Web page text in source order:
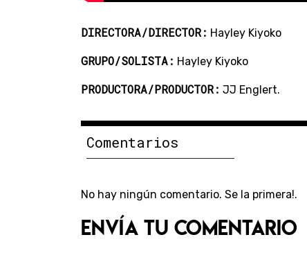
DIRECTORA/DIRECTOR: Hayley Kiyoko
GRUPO/SOLISTA: Hayley Kiyoko
PRODUCTORA/PRODUCTOR: JJ Englert.
Comentarios
No hay ningún comentario. Se la primera!.
Envía tu comentario